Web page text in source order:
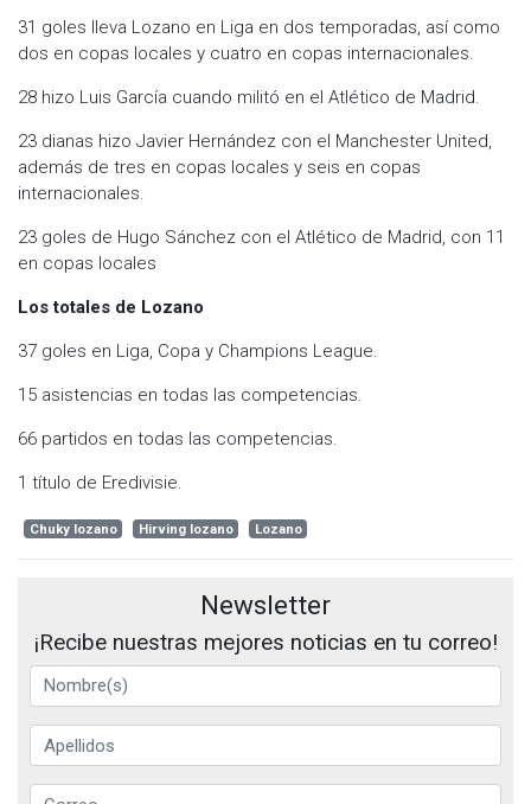
31 goles lleva Lozano en Liga en dos temporadas, así como
dos en copas locales y cuatro en copas internacionales.
28 hizo Luis García cuando militó en el Atlético de Madrid.
23 dianas hizo Javier Hernández con el Manchester United,
además de tres en copas locales y seis en copas
internacionales.
23 goles de Hugo Sánchez con el Atlético de Madrid, con 11
en copas locales
Los totales de Lozano
37 goles en Liga, Copa y Champions League.
15 asistencias en todas las competencias.
66 partidos en todas las competencias.
1 título de Eredivisie.
Chuky lozano Hirving lozano Lozano
Newsletter
¡Recibe nuestras mejores noticias en tu correo!